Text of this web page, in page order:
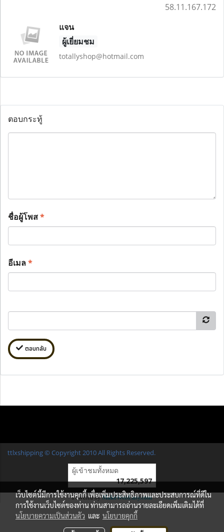
58.11.167.172
แจน
ผู้เยี่ยมชม
totallyshop@hotmail.com
ตอบกระทู้
ชื่อผู้โพส*
อีเมล*
ตอบกลับ
ttlxshipping © Copyright 2010 All Rights Reserved.
ผู้เข้าชมวันนี้
Powered byMakeWebEasy.com
เว็บไซต์นี้มีการใช้งานคุกกี้ เพื่อเพิ่มประสิทธิภาพและประสบการณ์ที่ดีใน
การใช้งานเว็บไซต์ของท่าน ท่านสามารถอ่านรายละเอียดเพิ่มเติมได้ที่
นโยบายความเป็นส่วนตัว และ นโยบายคุกกี้